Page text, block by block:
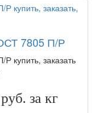
7805 П/Р
купить, заказать
руб. за кг